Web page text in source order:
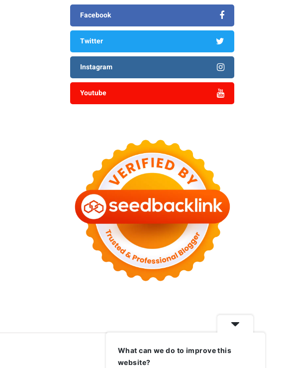
Facebook
Twitter
Instagram
Youtube
What can we do to improve this
website?